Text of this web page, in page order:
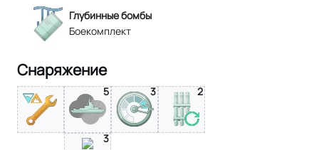
Глубинные бомбы
Боекомплект
Снаряжение
5
3
3 2